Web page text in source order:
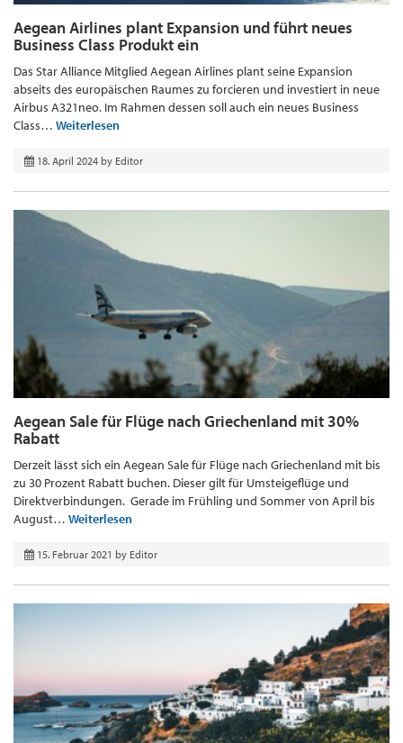
Aegean Airlines plant Expansion und führt neues
Business Class Produkt ein
Das Star Alliance Mitglied Aegean Airlines plant seine Expansion
abseits des europäischen Raumes zu forcieren und investiert in neue
Airbus A321neo. Im Rahmen dessen soll auch ein neues Business
Class… Weiterlesen
18. April 2024 by Editor
Aegean Sale für Flüge nach Griechenland mit 30%
Rabatt
Derzeit lässt sich ein Aegean Sale für Flüge nach Griechenland mit bis
zu 30 Prozent Rabatt buchen. Dieser gilt für Umsteigeflüge und
Direktverbindungen. Gerade im Frühling und Sommer von April bis
August… Weiterlesen
15. Februar 2021 by Editor